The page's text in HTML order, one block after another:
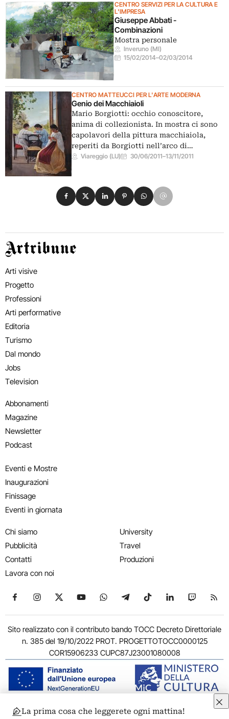
CENTRO SERVIZI PER LA CULTURA E
L'IMPRESA
Giuseppe Abbati -
Combinazioni
Mostra personale
Inveruno (MI)
15/02/2014–02/03/2014
CENTRO MATTEUCCI PER L'ARTE MODERNA
Genio dei Macchiaioli
Mario Borgiotti: occhio conoscitore,
anima di collezionista. In mostra ci sono
capolavori della pittura macchiaiola,
reperiti da Borgiotti nell’arco di…
Viareggio (LU) 30/06/2011–13/11/2011
Condividi su Facebook
Condividi su X
Condividi su LinkedIn
Condividi su Pinterest
Condividi su WhatsApp
Condividi su Email
Artribune
Arti visive
Progetto
Professioni
Arti performative
Editoria
Turismo
Dal mondo
Jobs
Television
Abbonamenti
Magazine
Newsletter
Podcast
Eventi e Mostre
Inaugurazioni
Finissage
Eventi in giornata
Chi siamo
Pubblicità
Contatti
Lavora con noi
University
Travel
Produzioni
Seguici su Facebook
Seguici su Instagram
Seguici su X
Seguici su YouTube
Seguici su WhatsApp
Seguici su Telegram
Seguici su TikTok
Seguici su
Seguici
Sito realizzato con il contributo bando TOCC Decreto Direttoriale
n. 385 del 19/10/2022 PROT. PROGETTOTOCC0000125
COR15906233 CUPC87J23001080008
© 2011-2026 ARTRIBUNE srl – Corso Vittorio Emanuele II, 287 –
La prima cosa che leggerete ogni mattina!